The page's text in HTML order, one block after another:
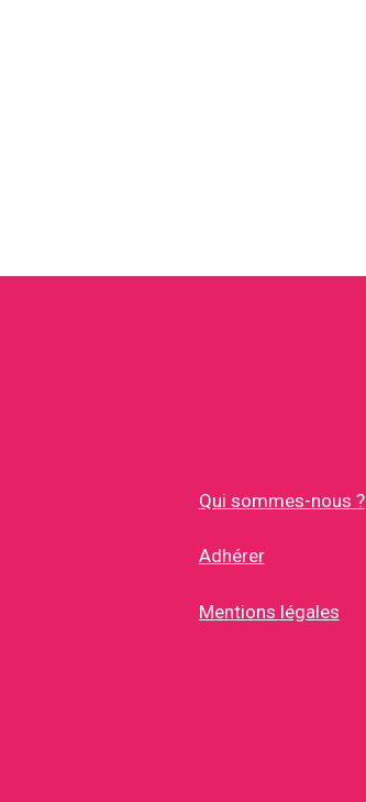
Qui sommes-nous ?
Adhérer
Mentions légales